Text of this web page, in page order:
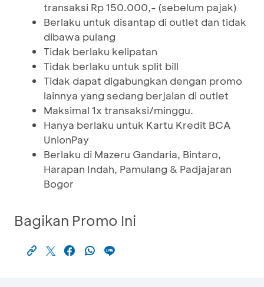
transaksi Rp 150.000,- (sebelum pajak)
Berlaku untuk disantap di outlet dan tidak
dibawa pulang
Tidak berlaku kelipatan
Tidak berlaku untuk split bill
Tidak dapat digabungkan dengan promo
lainnya yang sedang berjalan di outlet
Maksimal 1x transaksi/minggu.
Hanya berlaku untuk Kartu Kredit BCA
UnionPay
Berlaku di Mazeru Gandaria, Bintaro,
Harapan Indah, Pamulang & Padjajaran
Bogor
Bagikan Promo Ini